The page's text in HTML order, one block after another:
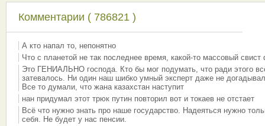
Комментарии ( 786821 )
А кто напал то, непонятно
Что с планетой не так последнее время, какой-то массовый свист
Это ГЕНИАЛЬНО господа. Кто бы мог подумать, что ради этого
затевалось. Ни один наш шибко умный эксперт даже не
Все то думали, что жана казахстан наступит
нан придумал этот трюк путин повторил вот и токаев не отстает
Всё что нужно знать про наше государство. Надеяться нужно
себя. Не будет у нас пенсии.